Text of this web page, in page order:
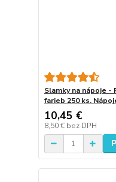
Slamky na nápoje
farieb 250 ks.
10,45 €
8,50 € bez DPH